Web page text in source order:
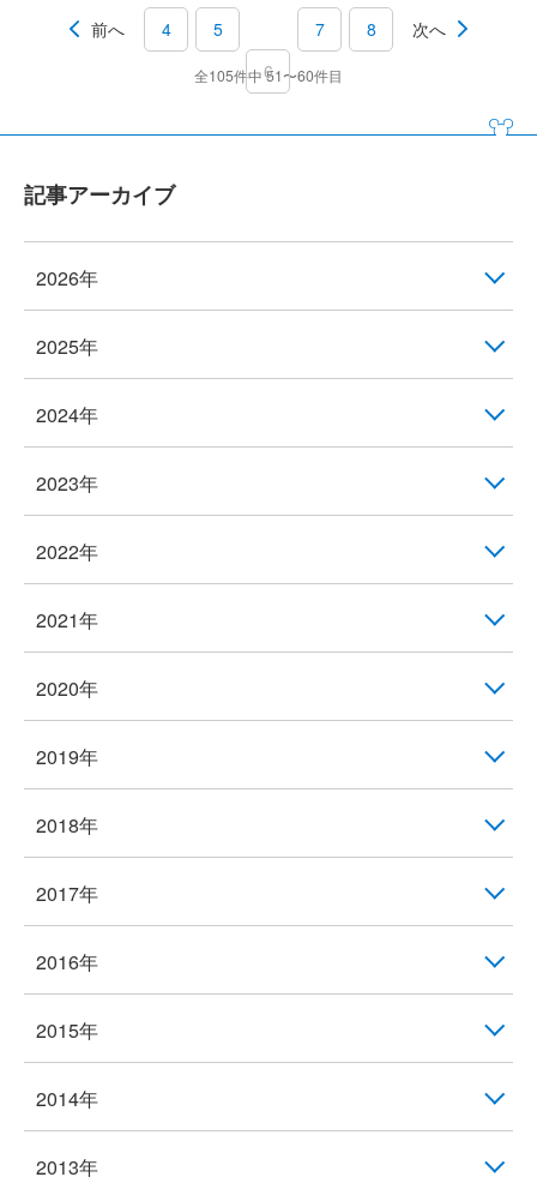
前へ 4
5
6
7 8 次へ
全105件中 51〜60件目
記事アーカイブ
2026年
2025年
2024年
2023年
2022年
2021年
2020年
2019年
2018年
2017年
2016年
2015年
2014年
2013年